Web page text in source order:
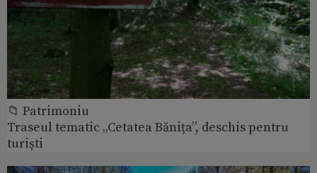
📁 Patrimoniu
Traseul tematic „Cetatea Bănița”, deschis pentru
turiști